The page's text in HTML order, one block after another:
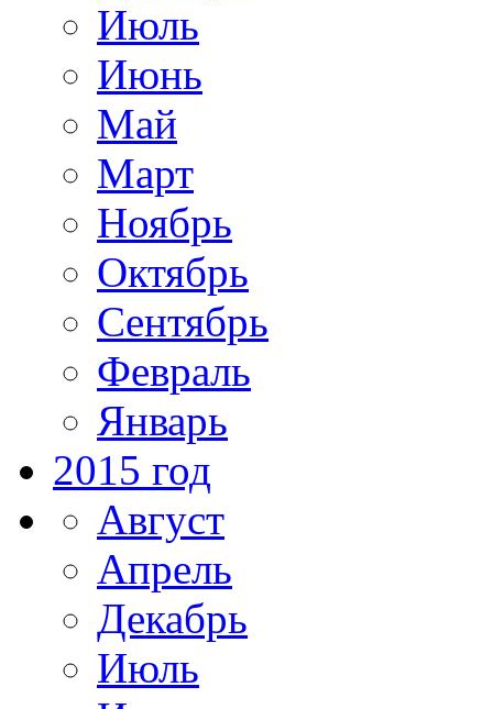
Июль
Июнь
Май
Март
Ноябрь
Октябрь
Сентябрь
Февраль
Январь
2015 год
Август
Апрель
Декабрь
Июль